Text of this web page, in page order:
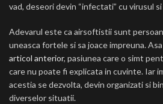
vad, deseori devin “infectati” cu virusul
Adevarul este ca airsoftistii sunt
uneasca fortele si sa joace impreuna.
articol anterior, pasiunea care o simt
care nu poate fi explicata in cuvinte. Iar
acestia se dezvolta, devin organizati si
diverselor situatii.